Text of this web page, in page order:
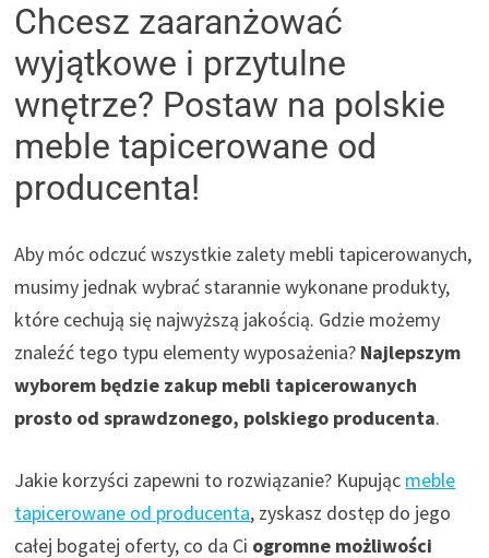
Chcesz zaaranżować
wyjątkowe i przytulne
wnętrze? Postaw na polskie
meble tapicerowane od
producenta!
Aby móc odczuć wszystkie zalety mebli tapicerowanych,
musimy jednak wybrać starannie wykonane produkty,
które cechują się najwyższą jakością. Gdzie możemy
znaleźć tego typu elementy wyposażenia? Najlepszym
wyborem będzie zakup mebli tapicerowanych
prosto od sprawdzonego, polskiego producenta.
Jakie korzyści zapewni to rozwiązanie? Kupując meble
tapicerowane od producenta, zyskasz dostęp do jego
całej bogatej oferty, co da Ci ogromne możliwości